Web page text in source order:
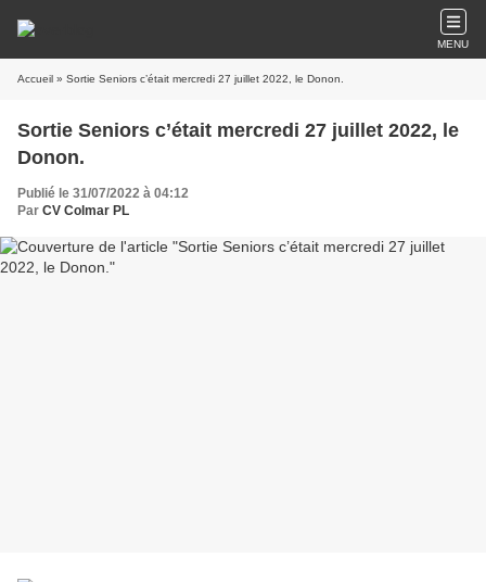
MENU
Accueil » Sortie Seniors c’était mercredi 27 juillet 2022, le Donon.
Sortie Seniors c’était mercredi 27 juillet 2022, le
Donon.
Publié le 31/07/2022 à 04:12
Par CV Colmar PL